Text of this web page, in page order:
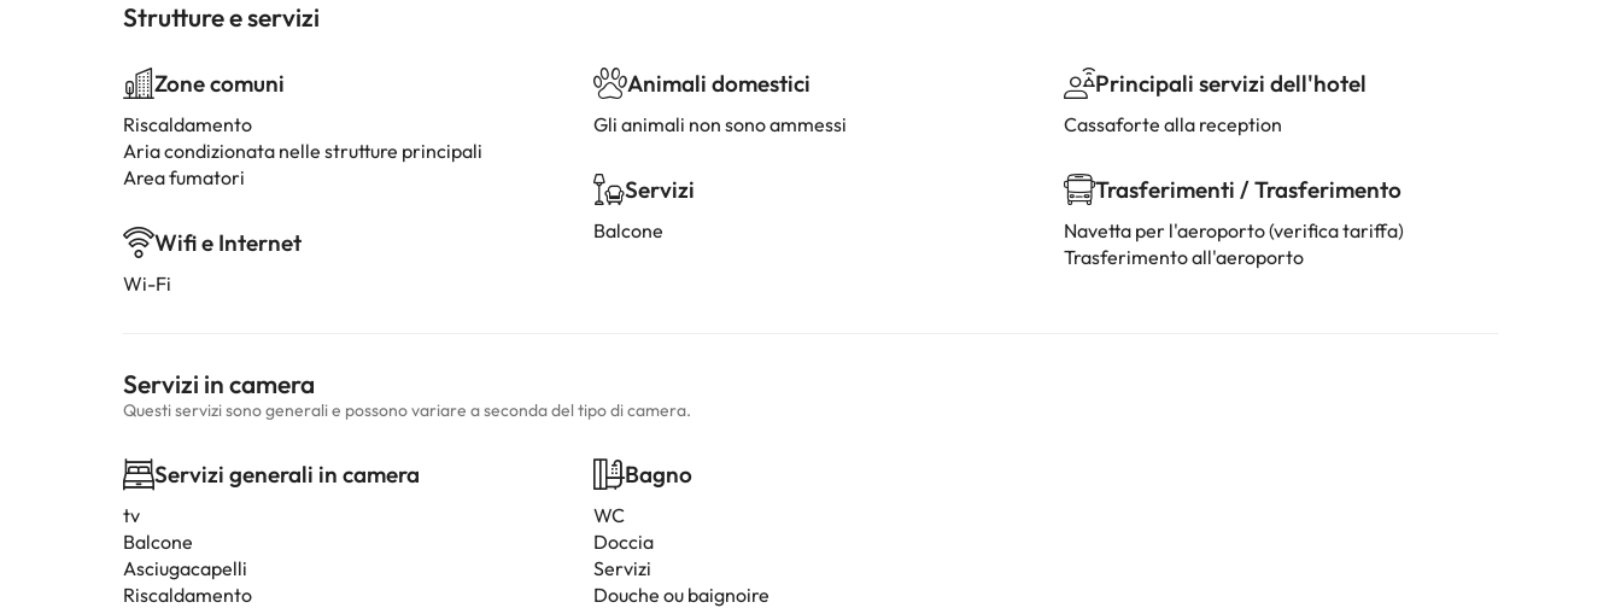
Strutture e servizi
Zone comuni
Riscaldamento
Aria condizionata nelle strutture principali
Area fumatori
Wifi e Internet
Wi-Fi
Animali domestici
Gli animali non sono ammessi
Servizi
Balcone
Principali servizi dell'hotel
Cassaforte alla reception
Trasferimenti / Trasferimento
Navetta per l'aeroporto (verifica tariffa)
Trasferimento all'aeroporto
Servizi in camera
Questi servizi sono generali e possono variare a seconda del tipo di camera.
Servizi generali in camera
tv
Balcone
Asciugacapelli
Riscaldamento
Bagno
WC
Doccia
Servizi
Douche ou baignoire